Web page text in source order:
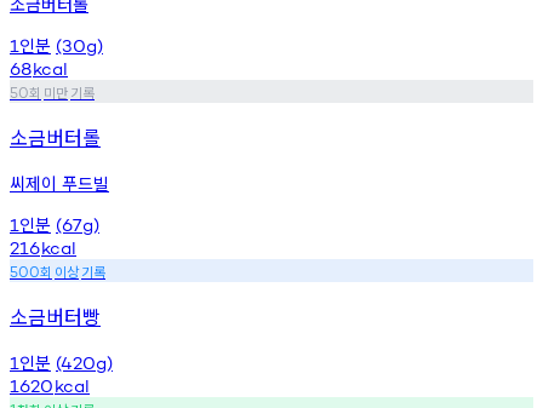
1 인분 (30g)
68kcal
50회 미만기록
소금버터롤
씨제이 푸드빌
1 인분 (67g)
216kcal
500회 이상기록
소금버터빵
1 인분 (420g)
1620kcal